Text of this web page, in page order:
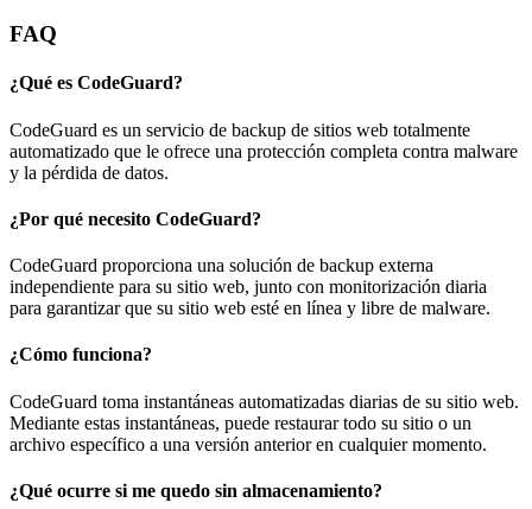
FAQ
¿Qué es CodeGuard?
CodeGuard es un servicio de backup de sitios web totalmente
automatizado que le ofrece una protección completa contra malware
y la pérdida de datos.
¿Por qué necesito CodeGuard?
CodeGuard proporciona una solución de backup externa
independiente para su sitio web, junto con monitorización diaria
para garantizar que su sitio web esté en línea y libre de malware.
¿Cómo funciona?
CodeGuard toma instantáneas automatizadas diarias de su sitio web.
Mediante estas instantáneas, puede restaurar todo su sitio o un
archivo específico a una versión anterior en cualquier momento.
¿Qué ocurre si me quedo sin almacenamiento?